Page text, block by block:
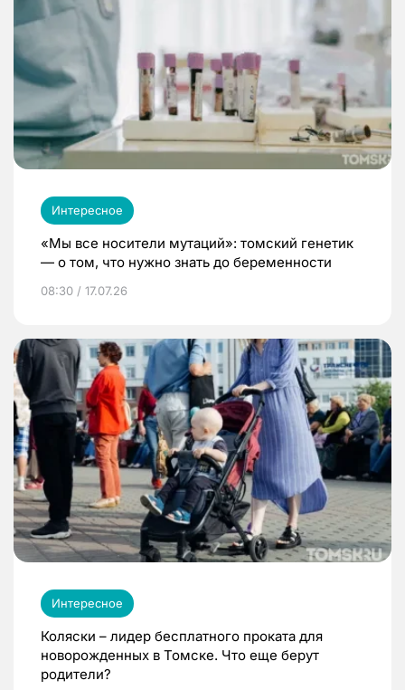
Интересное
«Мы все носители мутаций»: томский генетик
— о том, что нужно знать до беременности
08:30 / 17.07.26
Интересное
Коляски – лидер бесплатного проката для
новорожденных в Томске. Что еще берут
родители?